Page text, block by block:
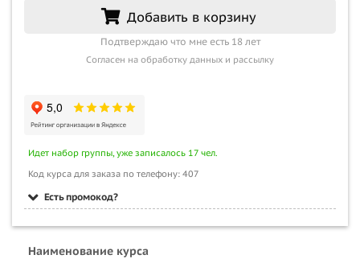
Добавить в корзину
Подтверждаю что мне есть 18 лет
Согласен на обработку данных и рассылку
Идет набор группы, уже записалось 17 чел.
Код курса для заказа по телефону: 407
Есть промокод?
Наименование курса